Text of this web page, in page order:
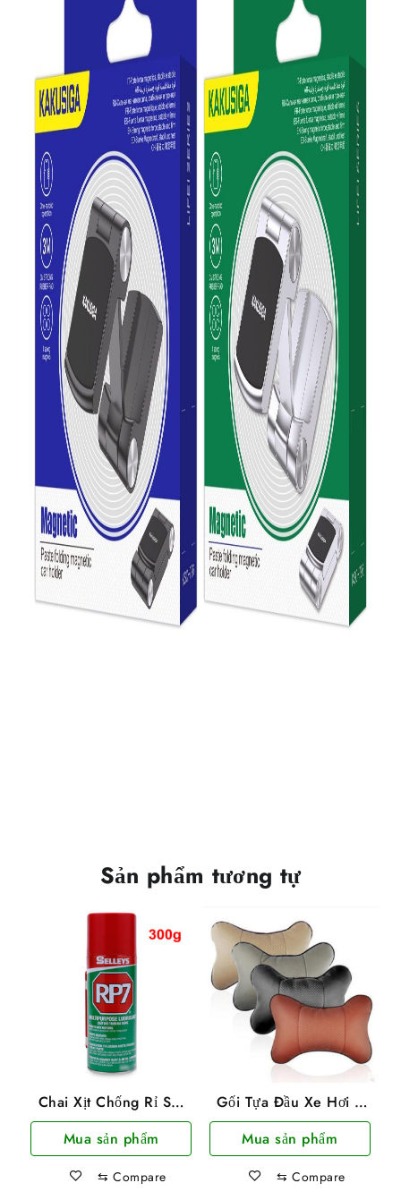
Sản phẩm tương tự
Chai Xịt Chống Rỉ Sét
Và Bôi Trơn Selleys
Rp7 Chai Lớn 300G
Mua sản phẩm
⇆ Compare
Gối Tựa Đầu Xe Hơi /
Ô Tô Chống Đau Mỏi
Gáy
Mua sản phẩm
⇆ Compare